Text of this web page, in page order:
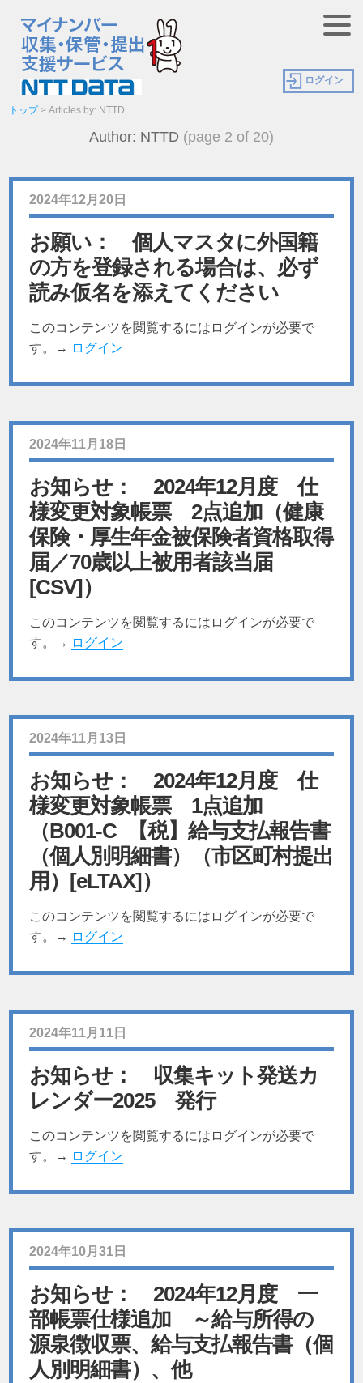
ログイン
トップ> Articles by: NTTD
Author: NTTD (page 2 of 20)
2024年12月20日
お願い： 個人マスタに外国籍
の方を登録される場合は、必ず
読み仮名を添えてください
このコンテンツを閲覧するにはログインが必要で
す。→ ログイン
2024年11月18日
お知らせ： 2024年12月度 仕
様変更対象帳票 2点追加（健康
保険・厚生年金被保険者資格取得
届／70歳以上被用者該当届
[CSV]）
このコンテンツを閲覧するにはログインが必要で
す。→ ログイン
2024年11月13日
お知らせ： 2024年12月度 仕
様変更対象帳票 1点追加
（B001-C_【税】給与支払報告書
（個人別明細書）（市区町村提出
用）[eLTAX]）
このコンテンツを閲覧するにはログインが必要で
す。→ ログイン
2024年11月11日
お知らせ： 収集キット発送カ
レンダー2025 発行
このコンテンツを閲覧するにはログインが必要で
す。→ ログイン
2024年10月31日
お知らせ： 2024年12月度 一
部帳票仕様追加 ～給与所得の
源泉徴収票、給与支払報告書（個
人別明細書）、他